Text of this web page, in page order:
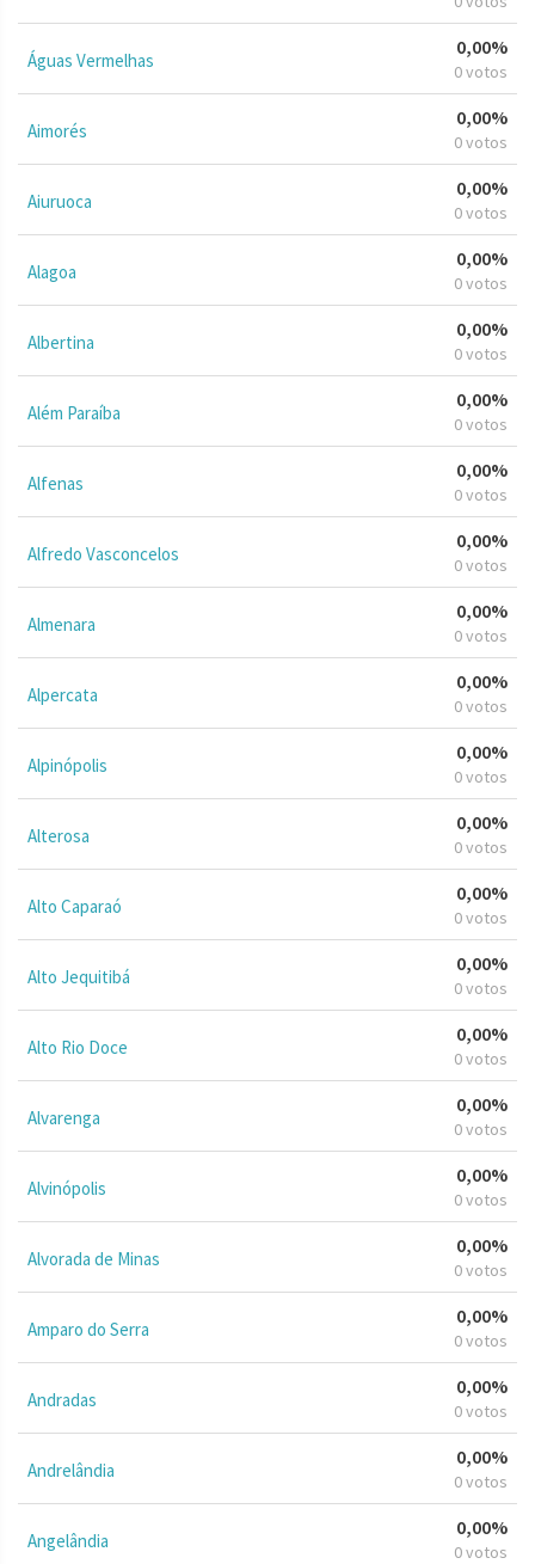
Águas Vermelhas
0,00%
0 votos
Aimorés
0,00%
0 votos
Aiuruoca
0,00%
0 votos
Alagoa
0,00%
0 votos
Albertina
0,00%
0 votos
Além Paraíba
0,00%
0 votos
Alfenas
0,00%
0 votos
Alfredo Vasconcelos
0,00%
0 votos
Almenara
0,00%
0 votos
Alpercata
0,00%
0 votos
Alpinópolis
0,00%
0 votos
Alterosa
0,00%
0 votos
Alto Caparaó
0,00%
0 votos
Alto Jequitibá
0,00%
0 votos
Alto Rio Doce
0,00%
0 votos
Alvarenga
0,00%
0 votos
Alvinópolis
0,00%
0 votos
Alvorada de Minas
0,00%
0 votos
Amparo do Serra
0,00%
0 votos
Andradas
0,00%
0 votos
Andrelândia
0,00%
0 votos
Angelândia
0,00%
0 votos